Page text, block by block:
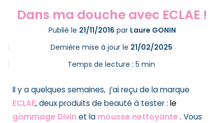
Dans ma douche avec ECLAE !
Publié le 21/11/2016 par Laure GONIN
Dernière mise à jour le 21/02/2025
Temps de lecture : 5 min
Il y a quelques semaines, j’ai reçu de la marque
ECLAE, deux produits de beauté à tester : le
gommage Divin et la mousse nettoyante . Vous